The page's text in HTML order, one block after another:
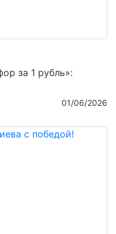
за 1 рубль»:
01/06/2026